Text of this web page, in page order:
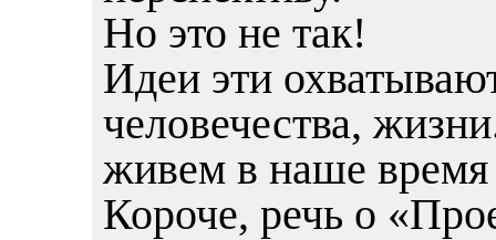
Но это не так!
Идеи эти
человечества,
живем в наше время
Короче, речь о